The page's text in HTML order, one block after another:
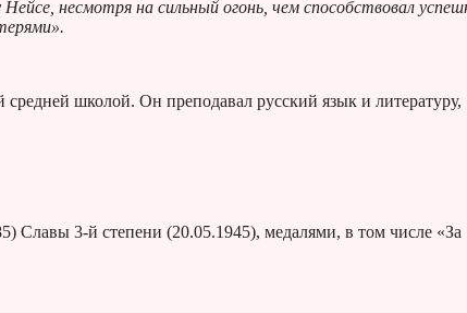
несмотря на сильный огонь, чем способствовал
школой. Он преподавал русский язык и литературу,
Славы 3-й степени (20.05.1945), медалями, в том числе «За